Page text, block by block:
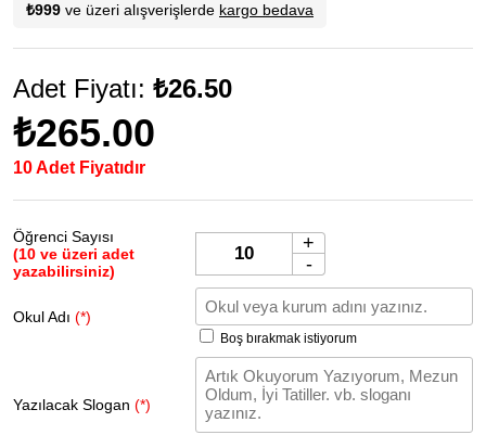
₺999 ve üzeri alışverişlerde kargo bedava
Adet Fiyatı: ₺26.50
₺265.00
10 Adet Fiyatıdır
Öğrenci Sayısı
(10 ve üzeri adet
yazabilirsiniz)
+
-
Okul Adı (*)
Boş bırakmak istiyorum
Yazılacak Slogan (*)